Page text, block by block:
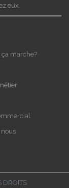
eux.
marche?
DROITS